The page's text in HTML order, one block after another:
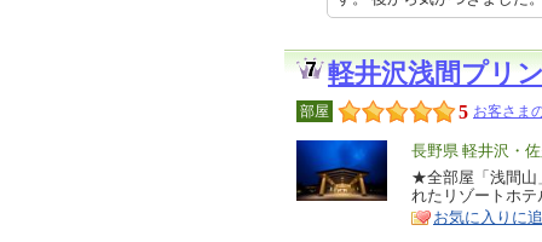
軽井沢浅間プリ
部屋 5 お客さま
エ
リ
ア
長野県 軽井沢・
特
徴
★全部屋「浅間山
れたリゾートホ
お気に入りに